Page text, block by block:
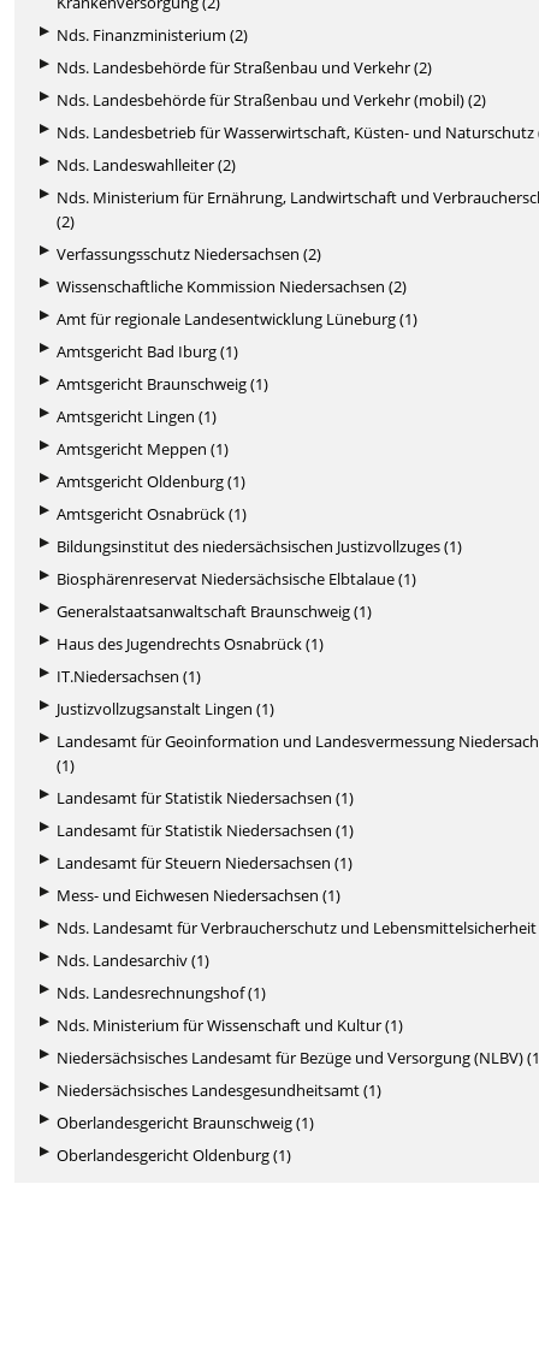
Nds. Finanzministerium (2)
Nds. Landesbehörde für Straßenbau und Verkehr (2)
Nds. Landesbehörde für Straßenbau und Verkehr (mobil) (2)
Nds. Landesbetrieb für Wasserwirtschaft, Küsten- und Naturschutz
Nds. Landeswahlleiter (2)
Nds. Ministerium für Ernährung, Landwirtschaft und
(2)
Verfassungsschutz Niedersachsen (2)
Wissenschaftliche Kommission Niedersachsen (2)
Amt für regionale Landesentwicklung Lüneburg (1)
Amtsgericht Bad Iburg (1)
Amtsgericht Braunschweig (1)
Amtsgericht Lingen (1)
Amtsgericht Meppen (1)
Amtsgericht Oldenburg (1)
Amtsgericht Osnabrück (1)
Bildungsinstitut des niedersächsischen Justizvollzuges (1)
Biosphärenreservat Niedersächsische Elbtalaue (1)
Generalstaatsanwaltschaft Braunschweig (1)
Haus des Jugendrechts Osnabrück (1)
IT.Niedersachsen (1)
Justizvollzugsanstalt Lingen (1)
Landesamt für Geoinformation und Landesvermessung
(1)
Landesamt für Statistik Niedersachsen (1)
Landesamt für Statistik Niedersachsen (1)
Landesamt für Steuern Niedersachsen (1)
Mess- und Eichwesen Niedersachsen (1)
Nds. Landesamt für Verbraucherschutz und Lebensmittelsicherheit
Nds. Landesarchiv (1)
Nds. Landesrechnungshof (1)
Nds. Ministerium für Wissenschaft und Kultur (1)
Niedersächsisches Landesamt für Bezüge und Versorgung (NLBV)
Niedersächsisches Landesgesundheitsamt (1)
Oberlandesgericht Braunschweig (1)
Oberlandesgericht Oldenburg (1)